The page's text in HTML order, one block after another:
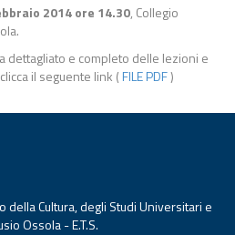
2014 ore 14.30, Collegio
dettagliato e completo delle lezioni e
il seguente link (FILE PDF)
Cultura, degli Studi Universitari e
Ossola - E.T.S.